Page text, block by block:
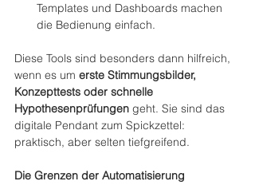
Templates und Dashboards machen
die Bedienung einfach.
Diese Tools sind besonders dann hilfreich,
wenn es um erste Stimmungsbilder,
Konzepttests oder schnelle
Hypothesenprüfungen geht. Sie sind das
digitale Pendant zum Spickzettel:
praktisch, aber selten tiefgreifend.
Die Grenzen der Automatisierung